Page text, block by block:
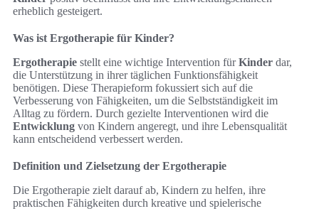
erheblich gesteigert.
Was ist Ergotherapie für Kinder?
Ergotherapie stellt eine wichtige Intervention fürKinder dar,
die Unterstützung in ihrer täglichen Funktionsfähigkeit
benötigen. Diese Therapieform fokussiert sich auf die
Verbesserung von Fähigkeiten, um die Selbstständigkeit im
Alltag zu fördern. Durch gezielte Interventionen wird die
Entwicklung von Kindern angeregt, und ihre Lebensqualität
kann entscheidend verbessert werden.
Definition und Zielsetzung der Ergotherapie
Die Ergotherapie zielt darauf ab, Kindern zu helfen, ihre
praktischen Fähigkeiten durch kreative und spielerische